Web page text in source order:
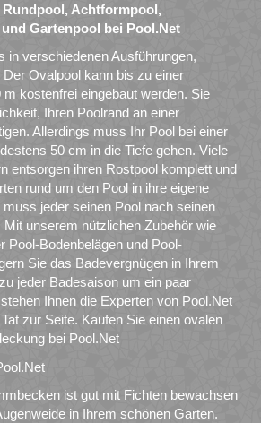
Achtformpool,
Gartenpool bei Pool.Net
in verschiedenen Ausführungen,
Ovalpool kann bis zu einer
kostenfrei eingebaut werden. Sie
Ihren Poolrand an einer
Allerdings muss Ihr Pool bei einer
50 cm in die Tiefe gehen. Viele
entsorgen ihren Rostpool komplett und
rund um den Pool in ihre eigene
jeder seinen Pool nach seinen
unserem nützlichen Zubehör wie
Pool-Bodenbelägen und Pool-
Sie das Badevergnügen in Ihrem
jeder Badesaison um ein paar
Ihnen die Experten von Pool.Net
zur Seite. Kaufen Sie einen ovalen
bei Pool.Net
ist gut mit Fichten bewachsen
in Ihrem schönen Garten.